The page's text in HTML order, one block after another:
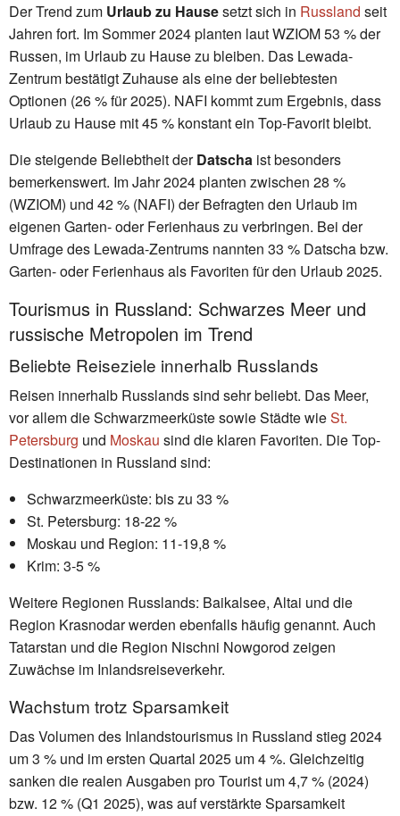
Der Trend zum Urlaub zu Hausesetzt sich in Russland seit
Jahren fort. Im Sommer 2024 planten laut WZIOM 53 % der
Russen, im Urlaub zu Hause zu bleiben. Das Lewada-
Zentrum bestätigt Zuhause als eine der beliebtesten
Optionen (26 % für 2025). NAFI kommt zum Ergebnis, dass
Urlaub zu Hause mit 45 % konstant ein Top-Favorit bleibt.
Die steigende Beliebtheit derDatscha ist besonders
bemerkenswert. Im Jahr 2024 planten zwischen 28 %
(WZIOM) und 42 % (NAFI) der Befragten den Urlaub im
eigenen Garten- oder Ferienhaus zu verbringen. Bei der
Umfrage des Lewada-Zentrums nannten 33 % Datscha bzw.
Garten- oder Ferienhaus als Favoriten für den Urlaub 2025.
Tourismus in Russland: Schwarzes Meer und
russische Metropolen im Trend
Beliebte Reiseziele innerhalb Russlands
Reisen innerhalb Russlands sind sehr beliebt. Das Meer,
vor allem die Schwarzmeerküste sowie Städte wieSt.
Petersburg und Moskau sind die klaren Favoriten. Die Top-
Destinationen in Russland sind:
Schwarzmeerküste: bis zu 33 %
St. Petersburg: 18-22 %
Moskau und Region: 11-19,8 %
Krim: 3-5 %
Weitere Regionen Russlands: Baikalsee, Altai und die
Region Krasnodar werden ebenfalls häufig genannt. Auch
Tatarstan und die Region Nischni Nowgorod zeigen
Zuwächse im Inlandsreiseverkehr.
Wachstum trotz Sparsamkeit
Das Volumen des Inlandstourismus in Russland stieg 2024
um 3 % und im ersten Quartal 2025 um 4 %. Gleichzeitig
sanken die realen Ausgaben pro Tourist um 4,7 % (2024)
bzw. 12 % (Q1 2025), was auf verstärkte Sparsamkeit